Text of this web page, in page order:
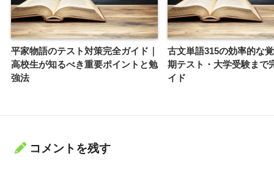
平家物語のテスト対策完全ガイド｜
高校生が知るべき重要ポイントと勉
強法
古文単語315の効率的な
期テスト・大学受験まで
イド
コメントを残す